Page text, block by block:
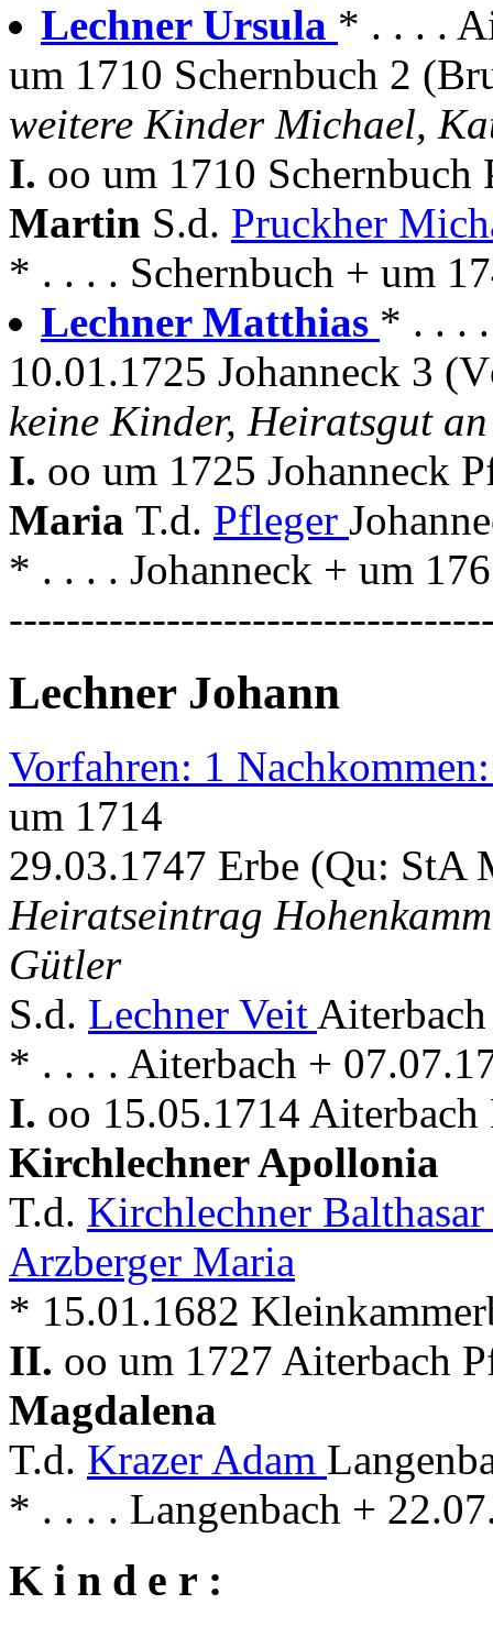
Lechner Ursula * . . . .
um 1710 Schernbuch 2
weitere Kinder Michael,
I. oo um 1710
Martin S.d. Pruckher
* . . . . Schernbuch + um
Lechner Matthias * . . .
10.01.1725 Johanneck 3
keine Kinder, Heiratsgut
I. oo um 1725 Johanneck
Maria T.d. Pfleger
* . . . . Johanneck + um
Lechner Johann
Vorfahren: 1
um 1714
29.03.1747 Erbe (Qu: StA
Heiratseintrag
Gütler
S.d. Lechner Veit
* . . . . Aiterbach +
I. oo 15.05.1714
Kirchlechner Apollonia
T.d. Kirchlechner
Arzberger Maria
* 15.01.1682
II. oo um 1727 Aiterbach
Magdalena
T.d. Krazer Adam
* . . . . Langenbach +
K i n d e r :